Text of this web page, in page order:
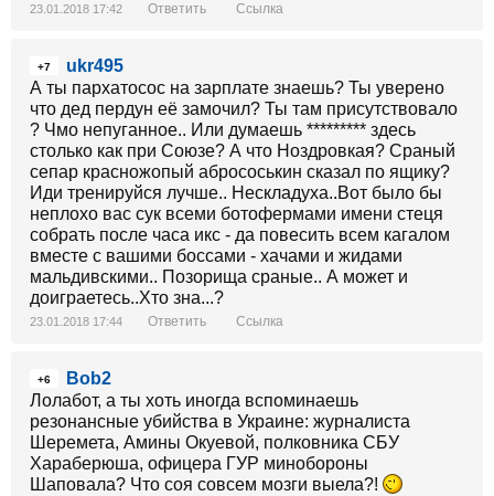
23.01.2018 17:42 Ответить Ссылка
+7
ukr495
А ты пархатосос на зарплате знаешь? Ты уверено
что дед пердун её замочил? Ты там присутствовало
? Чмо непуганное.. Или думаешь ********* здесь
столько как при Союзе? А что Ноздровкая? Сраный
сепар красножопый абрососькин сказал по ящику?
Иди тренируйся лучше.. Нескладуха..Вот было бы
неплохо вас сук всеми ботофермами имени стеця
собрать после часа икс - да повесить всем кагалом
вместе с вашими боссами - хачами и жидами
мальдивскими.. Позорища сраные.. А может и
доиграетесь..Хто зна...?
23.01.2018 17:44 Ответить Ссылка
+6
Bob2
Лолабот, а ты хоть иногда вспоминаешь
резонансные убийства в Украине: журналиста
Шеремета, Амины Окуевой, полковника СБУ
Хараберюша, офицера ГУР минобороны
Шаповала? Что соя совсем мозги выела?!